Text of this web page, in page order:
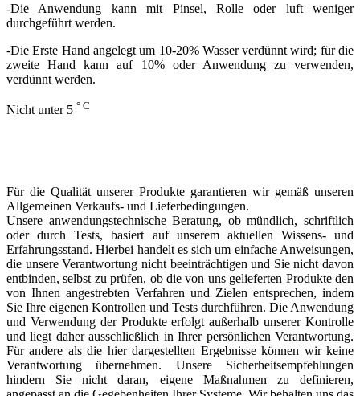
-Die Anwendung kann mit Pinsel, Rolle oder luft weniger
durchgeführt werden.
-Die Erste Hand angelegt um 10-20% Wasser verdünnt wird; für die
zweite Hand kann auf 10% oder Anwendung zu verwenden,
verdünnt werden.
Nicht unter 5 ° C
Für die Qualität unserer Produkte garantieren wir gemäß unseren
Allgemeinen Verkaufs- und Lieferbedingungen.
Unsere anwendungstechnische Beratung, ob mündlich, schriftlich
oder durch Tests, basiert auf unserem aktuellen Wissens- und
Erfahrungsstand. Hierbei handelt es sich um einfache Anweisungen,
die unsere Verantwortung nicht beeinträchtigen und Sie nicht davon
entbinden, selbst zu prüfen, ob die von uns gelieferten Produkte den
von Ihnen angestrebten Verfahren und Zielen entsprechen, indem
Sie Ihre eigenen Kontrollen und Tests durchführen. Die Anwendung
und Verwendung der Produkte erfolgt außerhalb unserer Kontrolle
und liegt daher ausschließlich in Ihrer persönlichen Verantwortung.
Für andere als die hier dargestellten Ergebnisse können wir keine
Verantwortung übernehmen. Unsere Sicherheitsempfehlungen
hindern Sie nicht daran, eigene Maßnahmen zu definieren,